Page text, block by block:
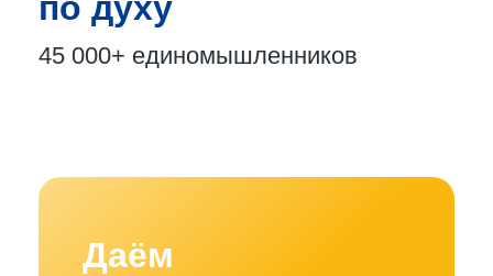
45 000+ единомышленников
Даём